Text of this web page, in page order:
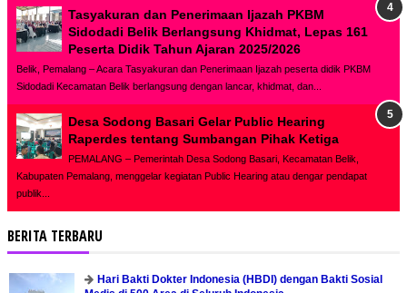
Tasyakuran dan Penerimaan Ijazah PKBM
Sidodadi Belik Berlangsung Khidmat, Lepas 161
Peserta Didik Tahun Ajaran 2025/2026
Belik, Pemalang – Acara Tasyakuran dan Penerimaan Ijazah peserta didik PKBM
Sidodadi Kecamatan Belik berlangsung dengan lancar, khidmat, dan...
Desa Sodong Basari Gelar Public Hearing
Raperdes tentang Sumbangan Pihak Ketiga
PEMALANG – Pemerintah Desa Sodong Basari, Kecamatan Belik,
Kabupaten Pemalang, menggelar kegiatan Public Hearing atau dengar pendapat
publik...
BERITA TERBARU
Hari Bakti Dokter Indonesia (HBDI) dengan Bakti Sosial